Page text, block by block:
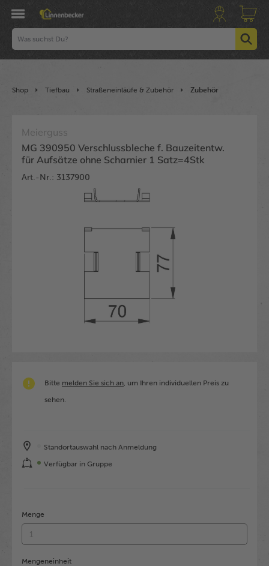
Shop Tiefbau Straßeneinläufe & Zubehör Zubehör
Meierguss
MG 390950 Verschlussbleche f. Bauzeitentw.
für Aufsätze ohne Scharnier 1 Satz=4Stk
Art.-Nr.: 3137900
Bildergalerie überspringen
Bitte melden Sie sich an, um Ihren individuellen Preis zu
sehen.
Standortauswahl nach Anmeldung
Verfügbar in Gruppe
Menge
Mengeneinheit